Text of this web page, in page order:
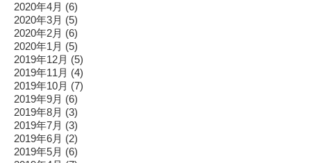
2020年4月 (6)
2020年3月 (5)
2020年2月 (6)
2020年1月 (5)
2019年12月 (5)
2019年11月 (4)
2019年10月 (7)
2019年9月 (6)
2019年8月 (3)
2019年7月 (3)
2019年6月 (2)
2019年5月 (6)